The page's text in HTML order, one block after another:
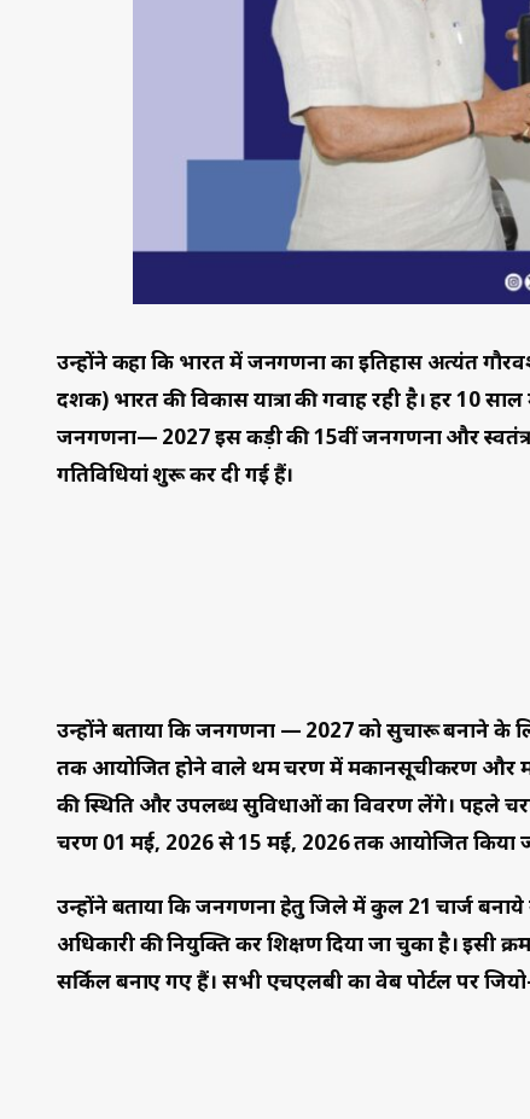
उन्होंने कहा कि भारत में जनगणना का इतिहास अत्यंत
दशक) भारत की विकास यात्रा की गवाह रही है। हर 10
जनगणना— 2027 इस कड़ी की 15वीं जनगणना और
गतिविधियां शुरू कर दी गई हैं।
उन्होंने बताया कि जनगणना — 2027 को सुचारू बनाने के
तक आयोजित होने वाले प्रथम चरण में मकानसूचीकरण और
की स्थिति और उपलब्ध सुविधाओं का विवरण लेंगे। पहले
चरण 01 मई, 2026 से 15 मई, 2026 तक आयोजित किया
उन्होंने बताया कि जनगणना हेतु जिले में कुल 21 चार्ज
अधिकारी की नियुक्ति कर प्रशिक्षण दिया जा चुका है।
सर्किल बनाए गए हैं। सभी एचएलबी का वेब पोर्टल पर